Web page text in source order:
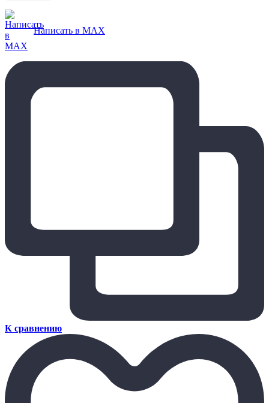
Написать в MAX
К сравнению